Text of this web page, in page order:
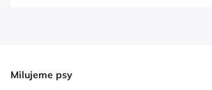
Milujeme psy